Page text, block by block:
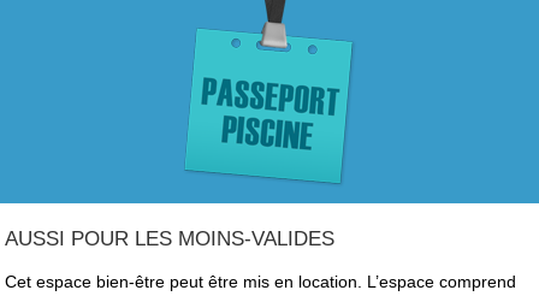
AUSSI POUR LES MOINS-VALIDES
Cet espace bien-être peut être mis en location. L’espace comprend